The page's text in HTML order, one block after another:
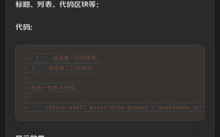
标题、列表、代码区块等：
代码：
> 1.   这是第一行列表项。
> 2.   这是第二行列表项。
>
> 给出一些例子代码：
>
>     return shell_exec("echo $input |